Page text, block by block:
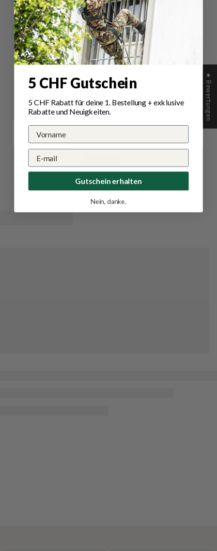
Sort by
Bewertungen in anderen
Sprachen
Swiss Military SM34033.06 Chronograph
23/08/2024
Pfäffli L.
Swiss Military SM34033.06 Chronograph
★ Bewertungen
5 CHF Gutschein
5 CHF Rabatt für deine 1. Bestellung+ exklusive
Rabatte und Neuigkeiten.
Gutschein erhalten
Nein, danke.